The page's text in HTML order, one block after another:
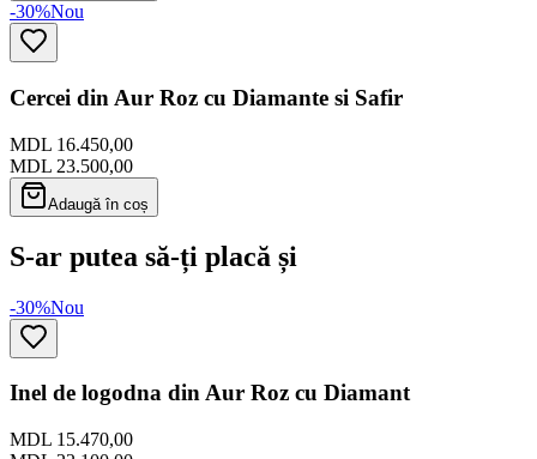
-30%Nou
Cercei din Aur Roz cu Diamante si Safir
MDL 16.450,00
MDL 23.500,00
Adaugă în coș
S-ar putea să-ți placă și
-30%Nou
Inel de logodna din Aur Roz cu Diamant
MDL 15.470,00